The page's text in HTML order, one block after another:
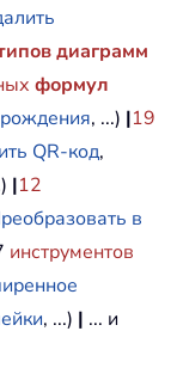
диаграмм
формул
, ...) |19
QR-код,
|12
в
инструментов
, ...) | ... и